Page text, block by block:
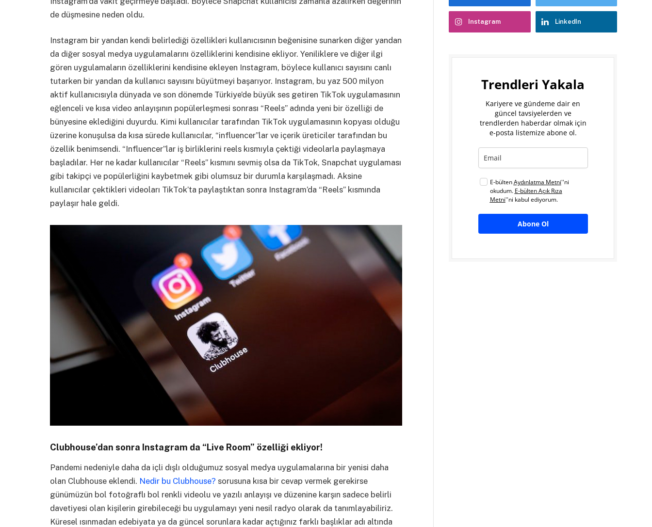
de düşmesine neden oldu.
Instagram bir yandan kendi belirlediği özellikleri kullanıcısının beğenisine sunarken diğer yandan
da diğer sosyal medya uygulamalarını özelliklerini kendisine ekliyor. Yeniliklere ve diğer ilgi
gören uygulamaların özelliklerini kendisine ekleyen Instagram, böylece kullanıcı sayısını canlı
tutarken bir yandan da kullanıcı sayısını büyütmeyi başarıyor. Instagram, bu yaz 500 milyon
aktif kullanıcısıyla dünyada ve son dönemde Türkiye’de büyük ses getiren TikTok uygulamasının
eğlenceli ve kısa video anlayışının popülerleşmesi sonrası “Reels” adında yeni bir özelliği de
bünyesine eklediğini duyurdu. Kimi kullanıcılar tarafından TikTok uygulamasının kopyası olduğu
üzerine konuşulsa da kısa sürede kullanıcılar, “influencer”lar ve içerik üreticiler tarafından bu
özellik benimsendi. “Influencer”lar iş birliklerini reels kısmıyla çektiği videolarla paylaşmaya
başladılar. Her ne kadar kullanıcılar “Reels” kısmını sevmiş olsa da TikTok, Snapchat uygulaması
gibi takipçi ve popülerliğini kaybetmek gibi olumsuz bir durumla karşılaşmadı. Aksine
kullanıcılar çektikleri videoları TikTok’ta paylaştıktan sonra Instagram’da “Reels” kısmında
paylaşır hale geldi.
Clubhouse’dan sonra Instagram da “Live Room” özelliği ekliyor!
Pandemi nedeniyle daha da içli dışlı olduğumuz sosyal medya uygulamalarına bir yenisi daha
olan Clubhouse eklendi. Nedir bu Clubhouse? sorusuna kısa bir cevap vermek gerekirse
günümüzün bol fotoğraflı bol renkli videolu ve yazılı anlayışı ve düzenine karşın sadece belirli
davetiyesi olan kişilerin girebileceği bu uygulamayı yeni nesil radyo olarak da tanımlayabiliriz.
Küresel ısınmadan edebiyata ya da güncel sorunlara kadar açtığınız farklı başlıklar adı altında
Instagram LinkedIn
Trendleri Yakala
Kariyere ve gündeme dair en
güncel tavsiyelerden ve
trendlerden haberdar olmak için
e-posta listemize abone ol.
E-bültenAydınlatma Metni''ni
okudum. E-bülten Açık Rıza
Metni''ni kabul ediyorum.
Abone Ol